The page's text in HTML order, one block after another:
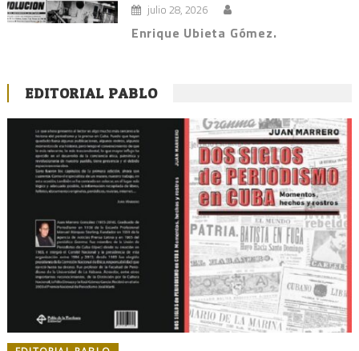
julio 28, 2026
Enrique Ubieta Gómez.
EDITORIAL PABLO